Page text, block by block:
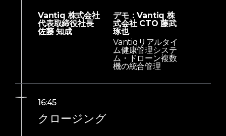
Vantiq 株式会社
代表取締役社長
佐藤 知成
デモ：Vantiq 株
式会社 CTO 藤武
琢也
Vantiqリアルタイ
ム健康管理システ
ム・ドローン複数
機の統合管理
16:45
クロージング